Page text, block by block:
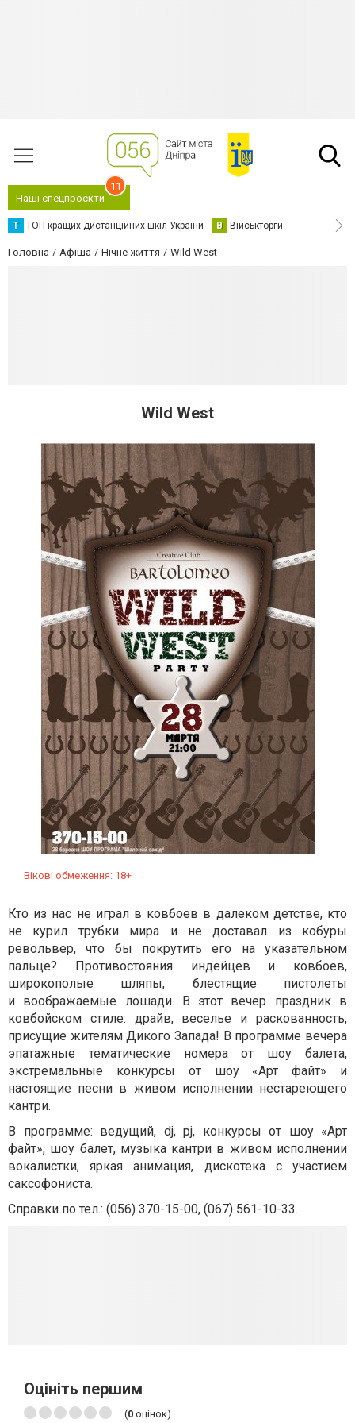
Наші спецпроєкти
11
Т ТОП кращих дистанційних шкіл України В Військторги
Головна Афіша Нічне життя Wild West
Wild West
Вікові обмеження: 18+
Кто из нас не играл в ковбоев в далеком детстве, кто
не курил трубки мира и не доставал из кобуры
револьвер, что бы покрутить его на указательном
пальце? Противостояния индейцев и ковбоев,
широкополые шляпы, блестящие пистолеты
и воображаемые лошади. В этот вечер праздник в
ковбойском стиле: драйв, веселье и раскованность,
присущие жителям Дикого Запада! В программе вечера
эпатажные тематические номера от шоу балета,
экстремальные конкурсы от шоу «Арт файт» и
настоящие песни в живом исполнении нестареющего
кантри.
В программе: ведущий, dj, pj, конкурсы от шоу «Арт
файт», шоу балет, музыка кантри в живом исполнении
вокалистки, яркая анимация, дискотека с участием
саксофониста.
Справки по тел.: (056) 370-15-00, (067) 561-10-33.
Оцініть першим
(0 оцінок)